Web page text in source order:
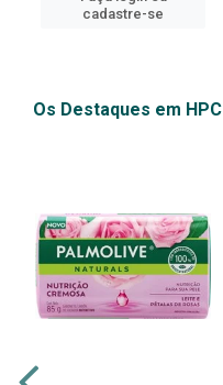
cadastre-se
Os Destaques em HPC